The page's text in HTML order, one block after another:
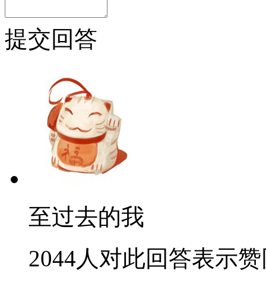
提交回答
至过去的我
2044人对此回答表示